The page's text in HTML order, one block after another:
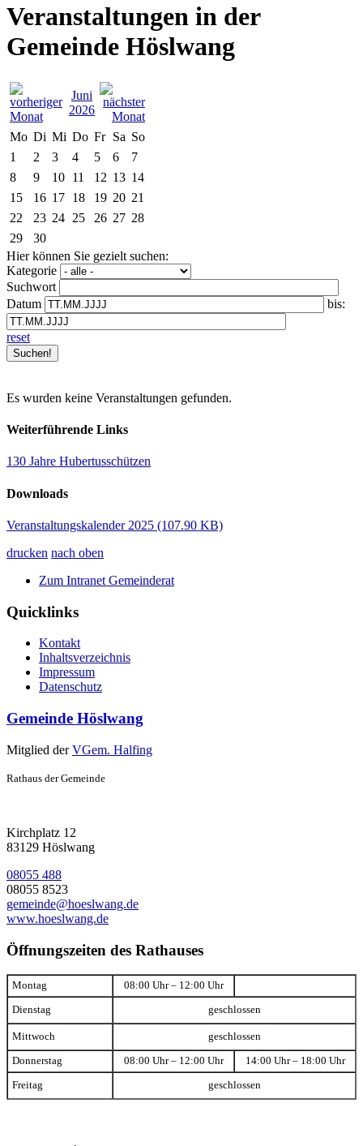
Veranstaltungen in der
Gemeinde Höslwang
Juni
2026
Mo Di Mi Do Fr Sa So
1
2 3 4 5 6
7
8
9 10 11 12 13 14
15
16 17 18 19 20 21
22
23 24 25 26 27 28
29
30
Hier können Sie gezielt suchen:
Kategorie
Suchwort
Datum
bis:
reset
Es wurden keine Veranstaltungen gefunden.
Weiterführende Links
130 Jahre Hubertusschützen
Downloads
Veranstaltungskalender 2025 (107.90 KB)
drucken nach oben
Zum Intranet Gemeinderat
Quicklinks
Kontakt
Inhaltsverzeichnis
Impressum
Datenschutz
Gemeinde Höslwang
Mitglied derVGem. Halfing
Rathaus der Gemeinde
Kirchplatz 12
83129 Höslwang
08055 488
08055 8523
gemeinde@hoeslwang.de
www.hoeslwang.de
Öffnungszeiten des Rathauses
Montag 08:00 Uhr – 12:00 Uhr
Dienstag geschlossen
Mittwoch geschlossen
Donnerstag 08:00 Uhr – 12:00 Uhr 14:00 Uhr – 18:00 Uhr
Freitag geschlossen